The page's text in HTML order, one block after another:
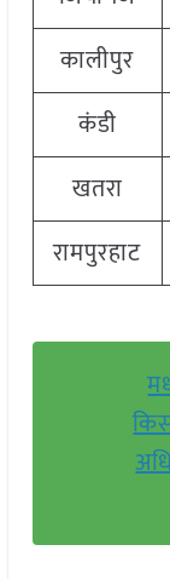
कालीपुर
कंडी
खतरा
रामपुरहाट